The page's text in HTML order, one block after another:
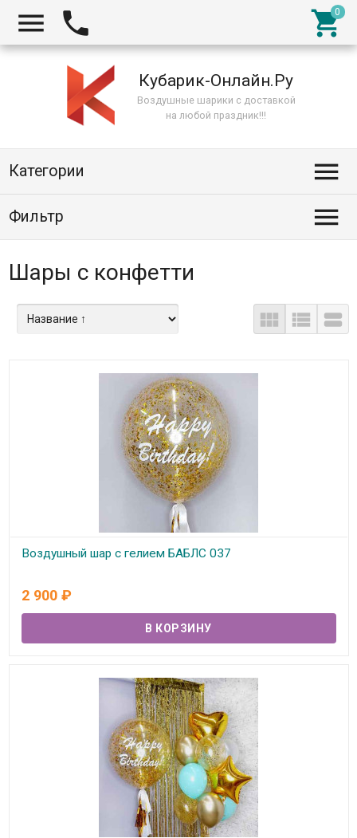
  
Кубарик-Онлайн.Ру
Воздушные шарики с доставкой
на любой праздник!!!
Категории 
Фильтр 
Шары с конфетти
  
Воздушный шар с гелием БАБЛС 037
2 900 ₽